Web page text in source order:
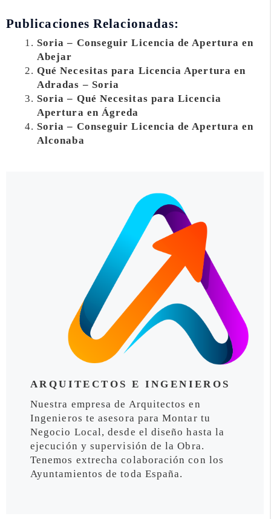
Publicaciones Relacionadas:
Soria – Conseguir Licencia de Apertura en
Abejar
Qué Necesitas para Licencia Apertura en
Adradas – Soria
Soria – Qué Necesitas para Licencia
Apertura en Ágreda
Soria – Conseguir Licencia de Apertura en
Alconaba
ARQUITECTOS E INGENIEROS
Nuestra empresa de Arquitectos en
Ingenieros te asesora para Montar tu
Negocio Local, desde el diseño hasta la
ejecución y supervisión de la Obra.
Tenemos extrecha colaboración con los
Ayuntamientos de toda España.